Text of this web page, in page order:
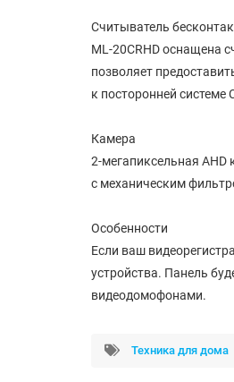
Считыватель
ML-20CRHD оснащена
позволяет
к посторонней системе
Камера
2-мегапиксельная AHD
с механическим
Особенности
Если ваш
устройства. Панель
видеодомофонами.
Техника для дома